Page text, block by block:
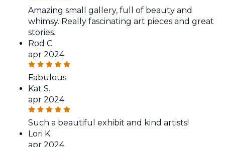
Amazing small gallery, full of beauty and
whimsy. Really fascinating art pieces and great
stories.
Rod C.
apr 2024
Fabulous
Kat S.
apr 2024
Such a beautiful exhibit and kind artists!
Lori K.
apr 2024